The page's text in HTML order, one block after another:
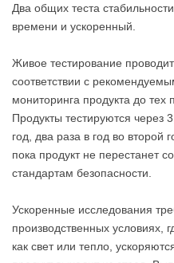
Два общих теста
времени и ускоренный.
Живое тестирование
соответствии с
мониторинга продукта до тех
Продукты тестируются через
год, два раза в год во второй
пока продукт не перестанет
стандартам безопасности.
Ускоренные исследования
производственных условиях,
как свет или тепло,